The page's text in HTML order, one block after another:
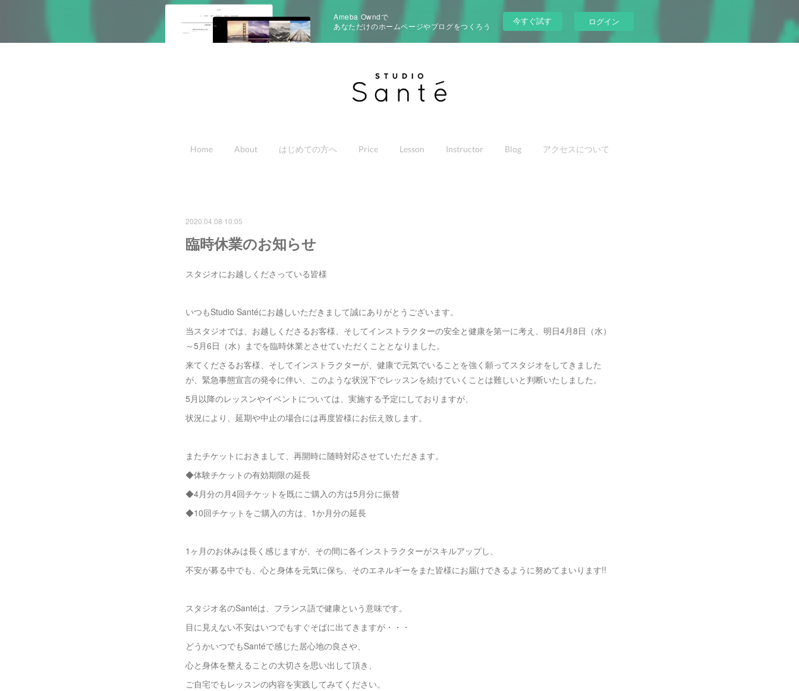
Ameba Owndで
あなただけのホームページやブログをつくろう
今すぐ試す ログイン
Home About はじめての方へ Price Lesson Instructor Blog アクセスについて
2020.04.08 10:05
臨時休業のお知らせ
スタジオにお越しくださっている皆様
いつもStudio Santéにお越しいただきまして誠にありがとうございます。
当スタジオでは、お越しくださるお客様、そしてインストラクターの安全と健康を第一に考え、明日4月8日（水）
～5月6日（水）までを臨時休業とさせていただくこととなりました。
来てくださるお客様、そしてインストラクターが、健康で元気でいることを強く願ってスタジオをしてきました
が、緊急事態宣言の発令に伴い、このような状況下でレッスンを続けていくことは難しいと判断いたしました。
5月以降のレッスンやイベントについては、実施する予定にしておりますが、
状況により、延期や中止の場合には再度皆様にお伝え致します。
またチケットにおきまして、再開時に随時対応させていただきます。
◆体験チケットの有効期限の延長
◆4月分の月4回チケットを既にご購入の方は5月分に振替
◆10回チケットをご購入の方は、1か月分の延長
1ヶ月のお休みは長く感じますが、その間に各インストラクターがスキルアップし、
不安が募る中でも、心と身体を元気に保ち、そのエネルギーをまた皆様にお届けできるように努めてまいります!!
スタジオ名のSantéは、フランス語で健康という意味です。
目に見えない不安はいつでもすぐそばに出てきますが・・・
どうかいつでもSantéで感じた居心地の良さや、
心と身体を整えることの大切さを思い出して頂き、
ご自宅でもレッスンの内容を実践してみてください。